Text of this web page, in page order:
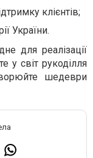
клієнтів;
України.
для реалізації
у світ рукоділля
шедеври